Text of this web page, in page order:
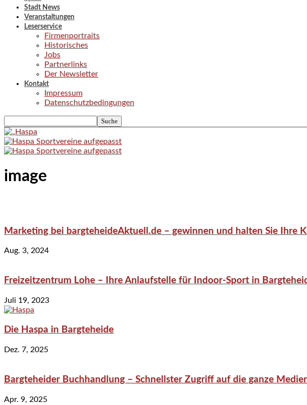
Stadt News
Veranstaltungen
Leserservice
Firmenportraits
Historisches
Jobs
Partnerlinks
Der Newsletter
Kontakt
Impressum
Datenschutzbedingungen
image
Marketing bei bargteheideAktuell.de – gewinnen und halten Sie Ihre
Aug. 3, 2024
Freizeitzentrum Lohe – Ihre Anlaufstelle für Indoor-Sport in
Juli 19, 2023
Die Haspa in Bargteheide
Dez. 7, 2025
Bargteheider Buchhandlung – Schnellster Zugriff auf die ganze
Apr. 9, 2025